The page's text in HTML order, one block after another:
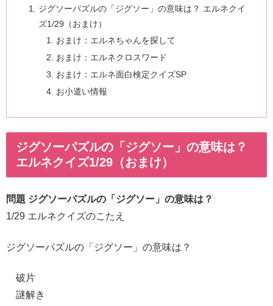
ジグソーパズルの「ジグソー」の意味は？ エルネクイ
ズ1/29（おまけ）
おまけ：エルネちゃんを探して
おまけ：エルネクロスワード
おまけ：エルネ面白検定クイズSP
お小遣い情報
ジグソーパズルの「ジグソー」の意味は？
エルネクイズ1/29（おまけ）
問題 ジグソーパズルの「ジグソー」の意味は？
1/29 エルネクイズのこたえ
ジグソーパズルの「ジグソー」の意味は？
破片
謎解き